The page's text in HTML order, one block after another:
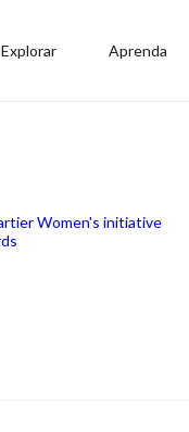
Explorar Aprenda